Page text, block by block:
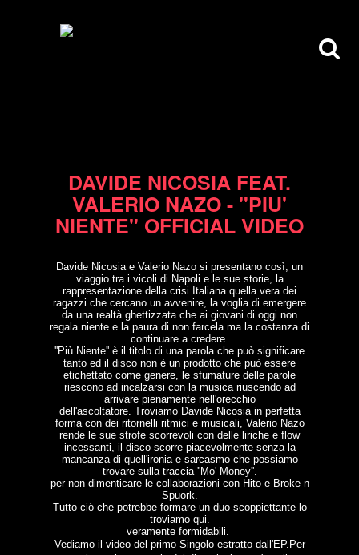
DAVIDE NICOSIA FEAT.
VALERIO NAZO - "PIU'
NIENTE" OFFICIAL VIDEO
Davide Nicosia e Valerio Nazo si presentano così, un
viaggio tra i vicoli di Napoli e le sue storie, la
rappresentazione della crisi Italiana quella vera dei
ragazzi che cercano un avvenire, la voglia di emergere
da una realtà ghettizzata che ai giovani di oggi non
regala niente e la paura di non farcela ma la costanza di
continuare a credere.
''Più Niente'' è il titolo di una parola che può significare
tanto ed il disco non è un prodotto che può essere
etichettato come genere, le sfumature delle parole
riescono ad incalzarsi con la musica riuscendo ad
arrivare pienamente nell'orecchio
dell'ascoltatore. Troviamo Davide Nicosia in perfetta
forma con dei ritornelli ritmici e musicali, Valerio Nazo
rende le sue strofe scorrevoli con delle liriche e flow
incessanti, il disco scorre piacevolmente senza la
mancanza di quell'ironia e sarcasmo che possiamo
trovare sulla traccia ''Mo' Money''.
per non dimenticare le collaborazioni con Hito e Broke n
Spuork.
Tutto ciò che potrebbe formare un duo scoppiettante lo
troviamo qui.
veramente formidabili.
Vediamo il video del primo Singolo estratto dall'EP.Per